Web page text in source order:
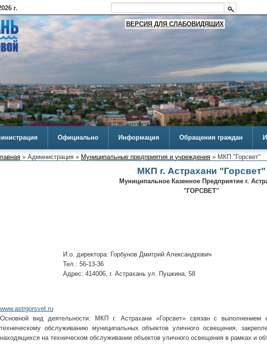
г.
ВЕРСИЯ ДЛЯ СЛАБОВИДЯЩИХ
Официально Информация Обращения граждан
» Администрация » Муниципальные предприятия и учреждения » МКП "Горсвет"
МКП г. Астрахани "Горсвет"
Муниципальное Казенное Предприятие г.
"ГОРСВЕТ"
И.о. директора: Горбунов Дмитрий Александрович
Тел.: 56-13-36
Адрес: 414006, г. Астрахань ул. Пушкина, 58
www.astrgorsvet.ru
Основной вид деятельности: МКП г. Астрахани «Горсвет» связан с выполнением
техническому обслуживанию муниципальных объектов уличного освещения,
находящихся на техническом обслуживании объектов уличного освещения в рамках и